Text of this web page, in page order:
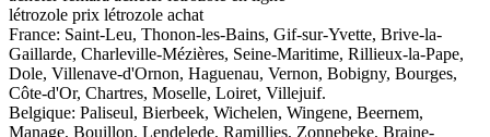
létrozole prix létrozole achat
France: Saint-Leu, Thonon-les-Bains, Gif-sur-Yvette, Brive-la-
Gaillarde, Charleville-Mézières, Seine-Maritime, Rillieux-la-Pape,
Dole, Villenave-d'Ornon, Haguenau, Vernon, Bobigny, Bourges,
Côte-d'Or, Chartres, Moselle, Loiret, Villejuif.
Belgique: Paliseul, Bierbeek, Wichelen, Wingene, Beernem,
Manage, Bouillon, Lendelede, Ramillies, Zonnebeke, Braine-